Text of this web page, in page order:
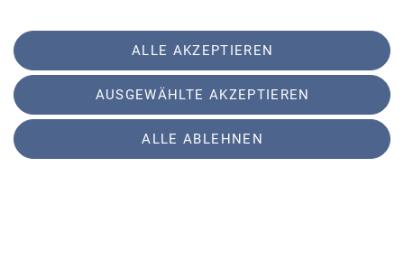
C/D
Organisation Tobias Jung
ALLE AKZEPTIEREN
AUSGEWÄHLTE AKZEPTIEREN
ALLE ABLEHNEN